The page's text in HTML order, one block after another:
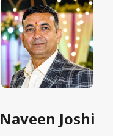
Naveen Joshi